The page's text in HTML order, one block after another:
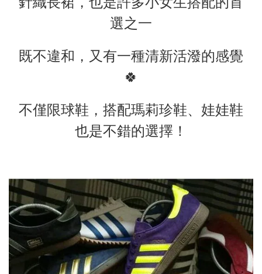
選之一
既不違和，又有一種清新活潑的感覺
🍀
不僅限球鞋，搭配瑪莉珍鞋、娃娃鞋
也是不錯的選擇！